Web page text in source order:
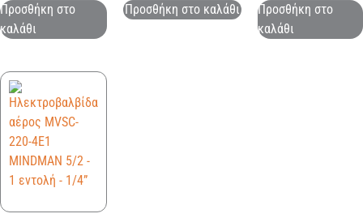
Προσθήκη στο
καλάθι
Προσθήκη στο καλάθι
Προσθήκη στο
καλάθι